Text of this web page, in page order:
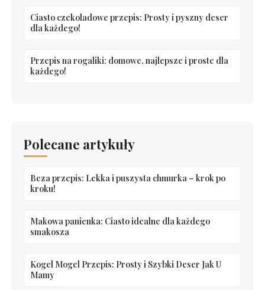
Ciasto czekoladowe przepis: Prosty i pyszny deser
dla każdego!
Przepis na rogaliki: domowe, najlepsze i proste dla
każdego!
Polecane artykuły
Beza przepis: Lekka i puszysta chmurka – krok po
kroku!
Makowa panienka: Ciasto idealne dla każdego
smakosza
Kogel Mogel Przepis: Prosty i Szybki Deser Jak U
Mamy